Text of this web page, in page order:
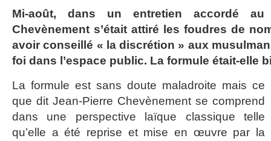
Mi-août, dans un entretien accordé
Chevènement s’était attiré les foudres de
avoir conseillé « la discrétion » aux
foi dans l’espace public. La formule était-elle
La formule est sans doute maladroite mais ce
que dit Jean-Pierre Chevènement se comprend
dans une perspective laïque classique telle
qu’elle a été reprise et mise en œuvre par la